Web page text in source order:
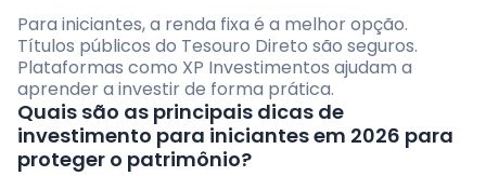
Para iniciantes, a renda fixa é a melhor opção.
Títulos públicos do Tesouro Direto são seguros.
Plataformas como XP Investimentos ajudam a
aprender a investir de forma prática.
Quais são as principais dicas de
investimento para iniciantes em 2026 para
proteger o patrimônio?